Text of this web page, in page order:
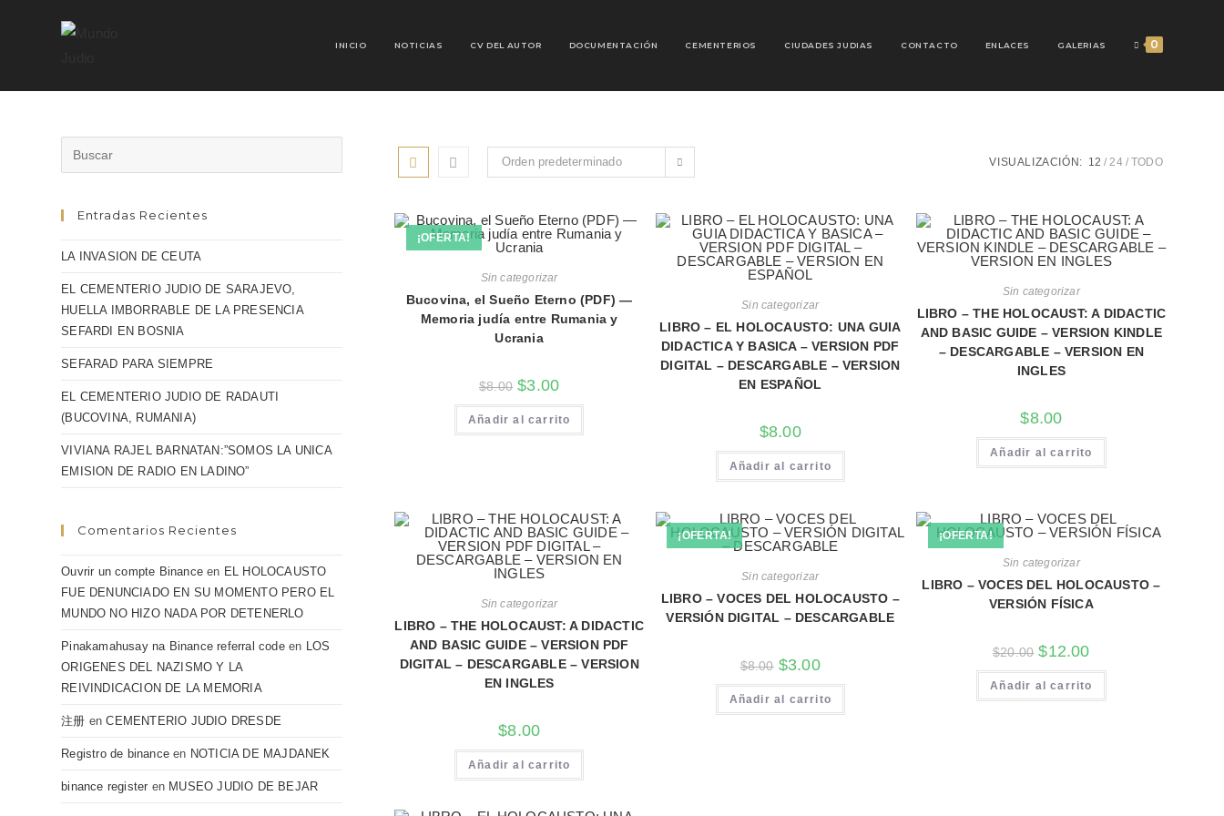
INICIO NOTICIAS CV DEL AUTOR DOCUMENTACIÓN CEMENTERIOS CIUDADES JUDIAS CONTACTO ENLACES GALERIAS 0
Orden predeterminado VISUALIZACIÓN: 12 24 TODO
¡OFERTA!
Sin categorizar
Bucovina, el Sueño Eterno (PDF) —
Memoria judía entre Rumania y
Ucrania
$8.00 $3.00
Añadir al carrito
Sin categorizar
LIBRO – EL HOLOCAUSTO: UNA GUIA
DIDACTICA Y BASICA – VERSION PDF
DIGITAL – DESCARGABLE – VERSION
EN ESPAÑOL
$8.00
Añadir al carrito
Sin categorizar
LIBRO – THE HOLOCAUST: A DIDACTIC
AND BASIC GUIDE – VERSION KINDLE
– DESCARGABLE – VERSION EN
INGLES
$8.00
Añadir al carrito
Sin categorizar
LIBRO – THE HOLOCAUST: A DIDACTIC
AND BASIC GUIDE – VERSION PDF
DIGITAL – DESCARGABLE – VERSION
EN INGLES
$8.00
Añadir al carrito
¡OFERTA!
Sin categorizar
LIBRO – VOCES DEL HOLOCAUSTO –
VERSIÓN DIGITAL – DESCARGABLE
$8.00 $3.00
Añadir al carrito
¡OFERTA!
Sin categorizar
LIBRO – VOCES DEL HOLOCAUSTO –
VERSIÓN FÍSICA
$20.00 $12.00
Añadir al carrito
Entradas Recientes
LA INVASION DE CEUTA
EL CEMENTERIO JUDIO DE SARAJEVO,
HUELLA IMBORRABLE DE LA PRESENCIA
SEFARDI EN BOSNIA
SEFARAD PARA SIEMPRE
EL CEMENTERIO JUDIO DE RADAUTI
(BUCOVINA, RUMANIA)
VIVIANA RAJEL BARNATAN:”SOMOS LA UNICA
EMISION DE RADIO EN LADINO”
Comentarios Recientes
Ouvrir un compte Binance en EL HOLOCAUSTO
FUE DENUNCIADO EN SU MOMENTO PERO EL
MUNDO NO HIZO NADA POR DETENERLO
Pinakamahusay na Binance referral codeen LOS
ORIGENES DEL NAZISMO Y LA
REIVINDICACION DE LA MEMORIA
注册 enCEMENTERIO JUDIO DRESDE
Registro de binance en NOTICIA DE MAJDANEK
binance register en MUSEO JUDIO DE BEJAR